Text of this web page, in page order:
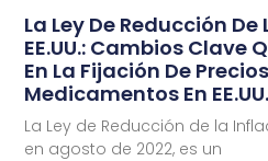
La Ley De Reducción
EE.UU.: Cambios Clave
En La Fijación De
Medicamentos En EE.UU.
La Ley de Reducción de la
en agosto de 2022, es un